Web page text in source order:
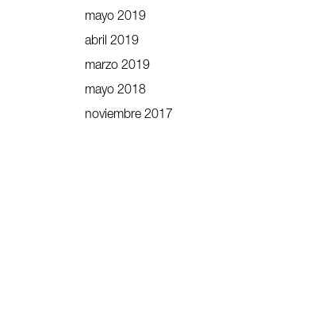
mayo 2019
abril 2019
marzo 2019
mayo 2018
noviembre 2017